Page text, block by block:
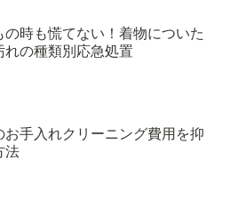
の時も慌てない！着物についた
れの種類別応急処置
お手入れクリーニング費用を抑
法